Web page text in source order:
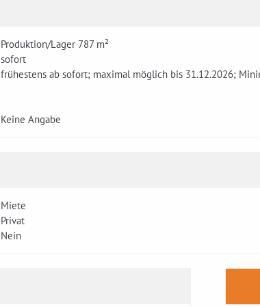
Produktion/Lager 787 m²
sofort
frühestens ab sofort; maximal möglich bis 31.12.2026;
Keine Angabe
Miete
Privat
Nein